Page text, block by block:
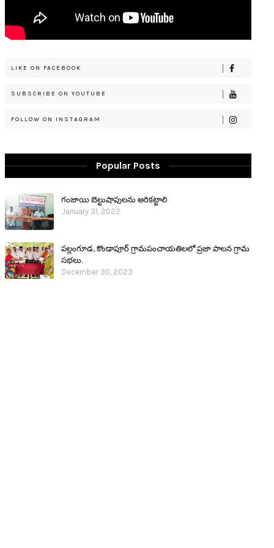
LIKE ON FACEBOOK
SUBSCRIBE ON YOUTUBE
FOLLOW ON INSTAGRAM
Popular Posts
గంజాయి బెల్టుషాపులను అరికట్టాలి
January 31, 2022
పల్లంగూడ, కొండాపూర్ గ్రామపంచాయతిలలో ప్రజా పాలన గ్రామ
సభలు.
December 30, 2023